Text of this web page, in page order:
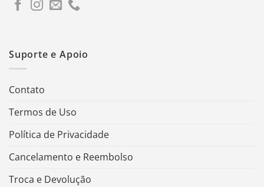
Suporte e Apoio
Contato
Termos de Uso
Política de Privacidade
Cancelamento e Reembolso
Troca e Devolução